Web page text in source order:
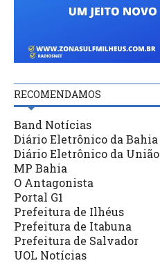
RECOMENDAMOS
Band Notícias
Diário Eletrônico da Bahia
Diário Eletrônico da União
MP Bahia
O Antagonista
Portal G1
Prefeitura de Ilhéus
Prefeitura de Itabuna
Prefeitura de Salvador
UOL Notícias